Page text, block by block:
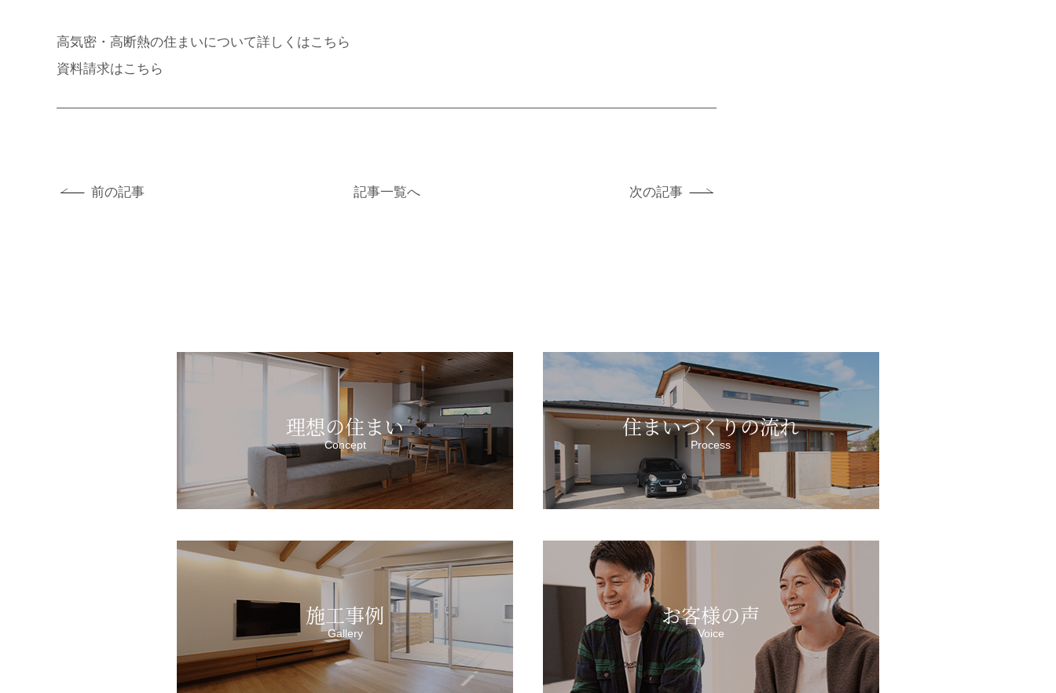
高気密・高断熱の住まいについて詳しくはこちら
資料請求はこちら
前の記事 記事一覧へ 次の記事
理想の住まい
Concept
住まいづくりの流れ
Process
施工事例
Gallery
お客様の声
Voice